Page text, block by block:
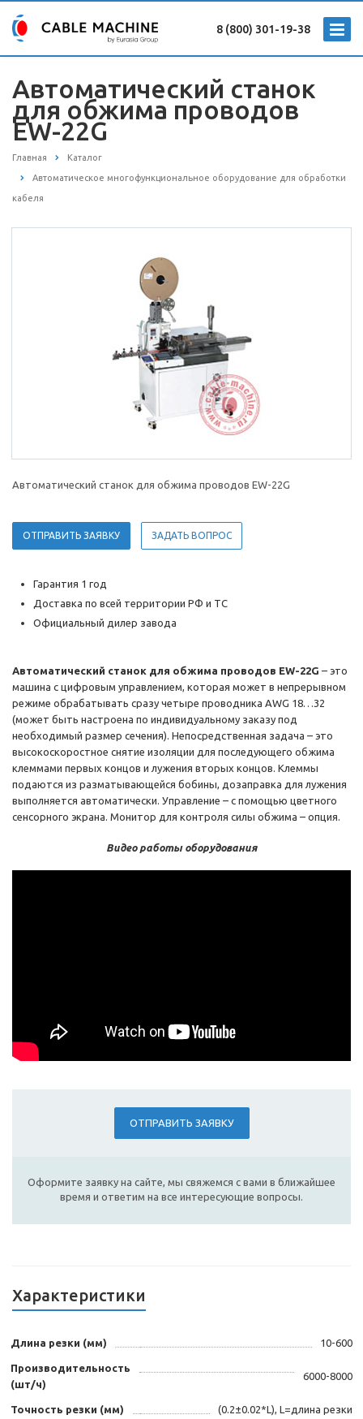
8 (800) 301-19-38
Автоматический станок
для обжима проводов
EW-22G
Главная Каталог
Автоматическое многофункциональное оборудование для обработки
кабеля
Автоматический станок для обжима проводов EW-22G
ОТПРАВИТЬ ЗАЯВКУ ЗАДАТЬ ВОПРОС
Гарантия 1 год
Доставка по всей территории РФ и ТС
Официальный дилер завода
Автоматический станок для обжима проводов EW-22G – это
машина с цифровым управлением, которая может в непрерывном
режиме обрабатывать сразу четыре проводника AWG 18…32
(может быть настроена по индивидуальному заказу под
необходимый размер сечения). Непосредственная задача – это
высокоскоростное снятие изоляции для последующего обжима
клеммами первых концов и лужения вторых концов. Клеммы
подаются из разматывающейся бобины, дозаправка для лужения
выполняется автоматически. Управление – с помощью цветного
сенсорного экрана. Монитор для контроля силы обжима – опция.
Видео работы оборудования
ОТПРАВИТЬ ЗАЯВКУ
Оформите заявку на сайте, мы свяжемся с вами в ближайшее
время и ответим на все интересующие вопросы.
Характеристики
Длина резки (мм) 10-600
Производительность
(шт/ч)
6000-8000
Точность резки (мм) (0.2±0.02*L), L=длина резки